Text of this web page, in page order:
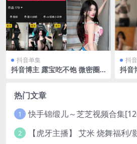
抖音单集
抖音博主 露宝吃不饱 微密圈
抖
抖音
热门文章
1 快手锦缎儿～芝芝视频合集
2